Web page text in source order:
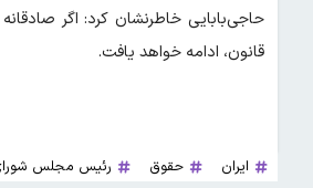
حاجی‌بابایی خاطرنشان کرد: اگر
قانون، ادامه خواهد یافت.
ایران حقوق رئیس مجلس